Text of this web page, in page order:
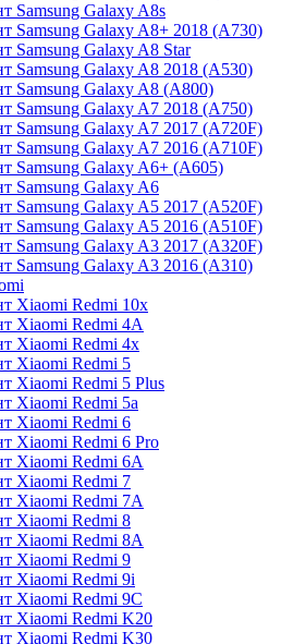
Samsung Galaxy A8s
Samsung Galaxy A8+ 2018 (A730)
Samsung Galaxy A8 Star
Samsung Galaxy A8 2018 (A530)
Samsung Galaxy A8 (A800)
Samsung Galaxy A7 2018 (A750)
Samsung Galaxy A7 2017 (A720F)
Samsung Galaxy A7 2016 (A710F)
Samsung Galaxy A6+ (A605)
Samsung Galaxy A6
Samsung Galaxy A5 2017 (A520F)
Samsung Galaxy A5 2016 (A510F)
Samsung Galaxy A3 2017 (A320F)
Samsung Galaxy A3 2016 (A310)
Xiaomi Redmi 10x
Xiaomi Redmi 4A
Xiaomi Redmi 4x
Xiaomi Redmi 5
Xiaomi Redmi 5 Plus
Xiaomi Redmi 5a
Xiaomi Redmi 6
Xiaomi Redmi 6 Pro
Xiaomi Redmi 6A
Xiaomi Redmi 7
Xiaomi Redmi 7A
Xiaomi Redmi 8
Xiaomi Redmi 8A
Xiaomi Redmi 9
Xiaomi Redmi 9i
Xiaomi Redmi 9C
Xiaomi Redmi K20
Xiaomi Redmi K30